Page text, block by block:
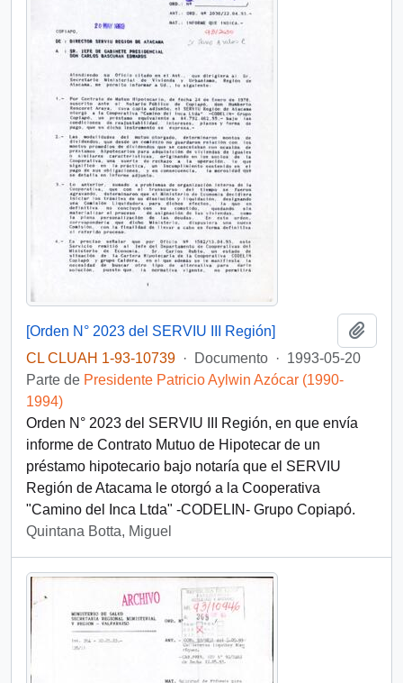
[Orden N° 2023 del SERVIU III Región]
CL CLUAH 1-93-10739 · Documento · 1993-05-20
Parte de Presidente Patricio Aylwin Azócar (1990-
1994)
Orden N° 2023 del SERVIU III Región, en que envía
informe de Contrato Mutuo de Hipotecar de un
préstamo hipotecario bajo notaría que el SERVIU
Región de Atacama le otorgó a la Cooperativa
"Camino del Inca Ltda" -CODELIN- Grupo Copiapó.
Quintana Botta, Miguel